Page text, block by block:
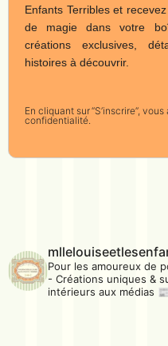
Enfants Terribles et
de magie dans votre
créations exclusives,
histoires à découvrir.
En cliquant sur “S’inscrire”,
confidentialité.
Pour les amoureux de
- Créations uniques &
intérieurs aux médias